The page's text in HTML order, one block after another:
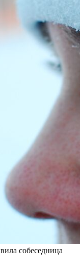
собеседница